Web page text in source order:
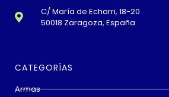
C/ María de Echarri, 18-20
50018 Zaragoza, España
CATEGORÍAS
Armas